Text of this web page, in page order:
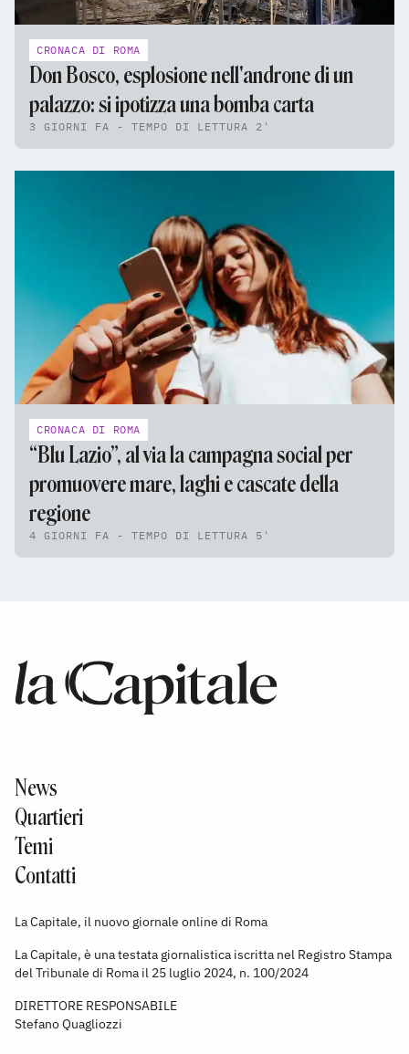
CRONACA DI ROMA
Don Bosco, esplosione nell'androne di un
palazzo: si ipotizza una bomba carta
3 GIORNI FA - TEMPO DI LETTURA 2'
CRONACA DI ROMA
“Blu Lazio”, al via la campagna social per
promuovere mare, laghi e cascate della
regione
4 GIORNI FA - TEMPO DI LETTURA 5'
News
Quartieri
Temi
Contatti
La Capitale, il nuovo giornale online di Roma
La Capitale, è una testata giornalistica iscritta nel Registro Stampa
del Tribunale di Roma il 25 luglio 2024, n. 100/2024
DIRETTORE RESPONSABILE
Stefano Quagliozzi